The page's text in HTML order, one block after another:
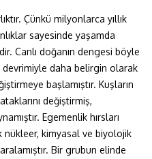
Çünkü milyonlarca yıllık
sayesinde yaşamda
Canlı doğanın dengesi böyle
daha belirgin olarak
başlamıştır. Kuşların
değiştirmiş,
Egemenlik hırsları
kimyasal ve biyolojik
aralamıştır. Bir grubun elinde